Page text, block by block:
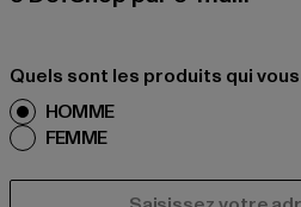
Quels sont les produits qui
HOMME
FEMME